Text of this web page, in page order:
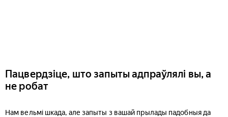
Пацвердзіце, што запыты адпраўлялі вы, а
не робат
Нам вельмі шкада, але запыты з вашай прылады падобныя да